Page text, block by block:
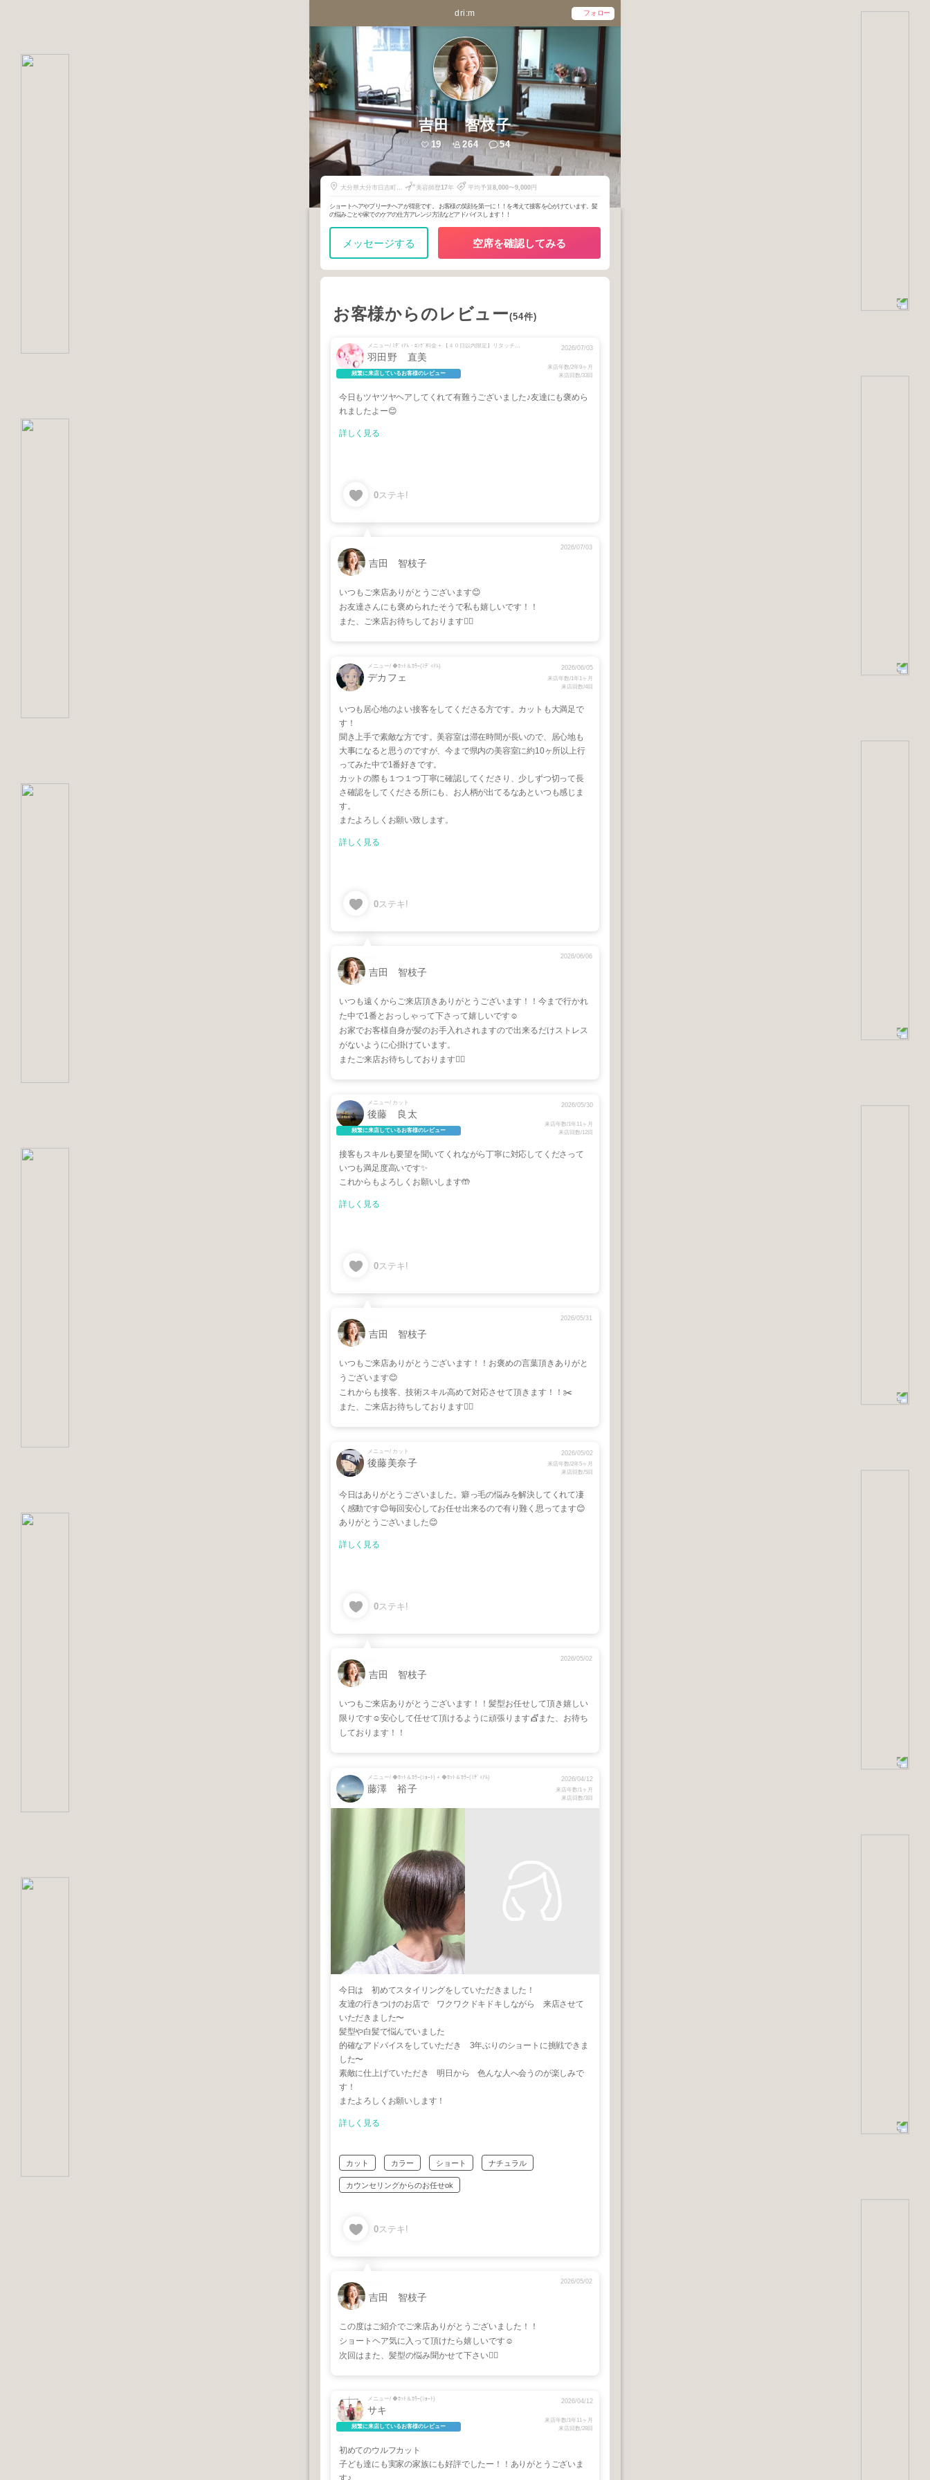
dri:m フォロー
吉田 智枝子
19 264 54
大分県大分市日吉町
美容師歴17年 平均予算8,000〜9,000円
ショートヘアやブリーチヘアが得意です。 お客様の笑顔を第一に！！を考えて接客を心がけています。髪
の悩みごとや家でのケアの仕方アレンジ方法などアドバイスします！！
メッセージする 空席を確認してみる
お客様からのレビュー(54件)
メニュー/ ﾐﾃﾞｨｱﾑ・ﾛﾝｸﾞ料金 + 【４０日以内限定】リタッチカラー
羽田野 直美
頻繁に来店しているお客様のレビュー
2026/07/03
来店年数/2年9ヶ月
来店回数/33回
今日もツヤツヤヘアしてくれて有難うございました♪友達にも褒めら
れましたよー😊
詳しく見る
0ステキ!
吉田 智枝子
2026/07/03
いつもご来店ありがとうございます😊
お友達さんにも褒められたそうで私も嬉しいです！！
また、ご来店お待ちしております🙇‍♂️
メニュー/ ◆ｶｯﾄ＆ｶﾗｰ(ﾐﾃﾞｨｱﾑ)
デカフェ
2026/06/05
来店年数/1年1ヶ月
来店回数/4回
いつも居心地のよい接客をしてくださる方です。カットも大満足で
す！
聞き上手で素敵な方です。美容室は滞在時間が長いので、居心地も
大事になると思うのですが、今まで県内の美容室に約10ヶ所以上行
ってみた中で1番好きです。
カットの際も１つ１つ丁寧に確認してくださり、少しずつ切って長
さ確認をしてくださる所にも、お人柄が出てるなあといつも感じま
す。
またよろしくお願い致します。
詳しく見る
0ステキ!
吉田 智枝子
2026/06/06
いつも遠くからご来店頂きありがとうございます！！今まで行かれ
た中で1番とおっしゃって下さって嬉しいです☺️
お家でお客様自身が髪のお手入れされますので出来るだけストレス
がないように心掛けています。
またご来店お待ちしております🙇‍♂️
メニュー/ カット
後藤 良太
頻繁に来店しているお客様のレビュー
2026/05/30
来店年数/1年11ヶ月
来店回数/12回
接客もスキルも要望を聞いてくれながら丁寧に対応してくださって
いつも満足度高いです✨
これからもよろしくお願いします🤲
詳しく見る
0ステキ!
吉田 智枝子
2026/05/31
いつもご来店ありがとうございます！！お褒めの言葉頂きありがと
うございます😊
これからも接客、技術スキル高めて対応させて頂きます！！✂️
また、ご来店お待ちしております🙇‍♂️
メニュー/ カット
後藤美奈子
2026/05/02
来店年数/2年5ヶ月
来店回数/5回
今日はありがとうございました。癖っ毛の悩みを解決してくれて凄
く感動です😊毎回安心してお任せ出来るので有り難く思ってます😊
ありがとうございました😊
詳しく見る
0ステキ!
吉田 智枝子
2026/05/02
いつもご来店ありがとうございます！！髪型お任せして頂き嬉しい
限りです☺️安心して任せて頂けるように頑張ります💇また、お待ち
しております！！
メニュー/ ◆ｶｯﾄ＆ｶﾗｰ(ｼｮｰﾄ) + ◆ｶｯﾄ＆ｶﾗｰ(ﾐﾃﾞｨｱﾑ)
藤澤 裕子
2026/04/12
来店年数/1ヶ月
来店回数/3回
今日は 初めてスタイリングをしていただきました！
友達の行きつけのお店で ワクワクドキドキしながら 来店させて
いただきました〜
髪型や白髪で悩んでいました
的確なアドバイスをしていただき 3年ぶりのショートに挑戦できま
した〜
素敵に仕上げていただき 明日から 色んな人へ会うのが楽しみで
す！
またよろしくお願いします！
詳しく見る
カット カラー ショート ナチュラル
カウンセリングからのお任せok
0ステキ!
吉田 智枝子
2026/05/02
この度はご紹介でご来店ありがとうございました！！
ショートヘア気に入って頂けたら嬉しいです☺️
次回はまた、髪型の悩み聞かせて下さい🙇‍♂️
メニュー/ ◆ｶｯﾄ＆ｶﾗｰ(ｼｮｰﾄ)
サキ
頻繁に来店しているお客様のレビュー
2026/04/12
来店年数/1年11ヶ月
来店回数/28回
初めてのウルフカット
子ども達にも実家の家族にも好評でしたー！！ありがとうございま
す♪